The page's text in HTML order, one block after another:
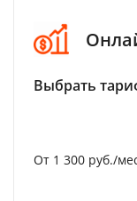
Выбрать
От 1 300 руб./